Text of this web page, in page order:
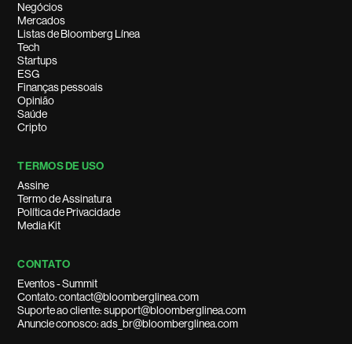
Negócios
Mercados
Listas de Bloomberg Línea
Tech
Startups
ESG
Finanças pessoais
Opinião
Saúde
Cripto
TERMOS DE USO
Assine
Termo de Assinatura
Política de Privacidade
Media Kit
CONTATO
Eventos - Summit
Contato: contact@bloomberglinea.com
Suporte ao cliente: support@bloomberglinea.com
Anuncie conosco: ads_br@bloomberglinea.com